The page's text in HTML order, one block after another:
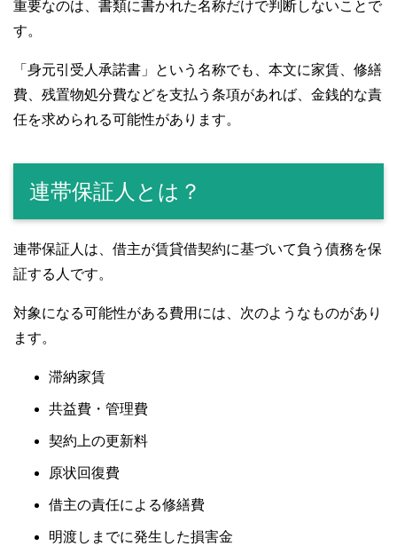
重要なのは、書類に書かれた名称だけで判断しないことで
す。
「身元引受人承諾書」という名称でも、本文に家賃、修繕
費、残置物処分費などを支払う条項があれば、金銭的な責
任を求められる可能性があります。
連帯保証人とは？
連帯保証人は、借主が賃貸借契約に基づいて負う債務を保
証する人です。
対象になる可能性がある費用には、次のようなものがあり
ます。
滞納家賃
共益費・管理費
契約上の更新料
原状回復費
借主の責任による修繕費
明渡しまでに発生した損害金